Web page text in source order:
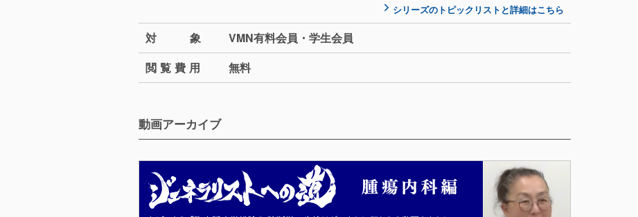
シリーズのトピックリストと詳細はこちら
対 象
VMN有料会員・学生会員
閲覧費 用 無料
動画アーカイブ